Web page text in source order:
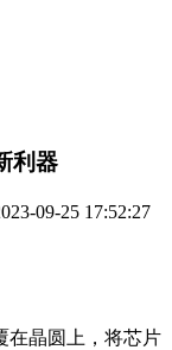
利器
09-25 17:52:27
在晶圆上，将芯片